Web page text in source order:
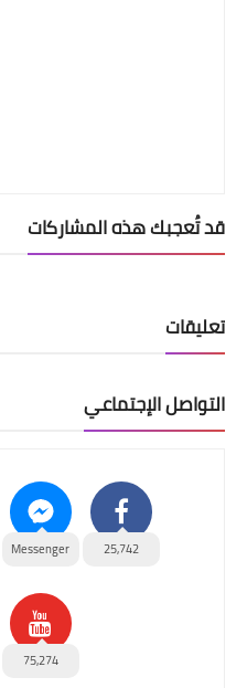
قد تُعجبك هذه المشاركات
تعليقات
التواصل الإجتماعي
25,742
Messenger
75,274